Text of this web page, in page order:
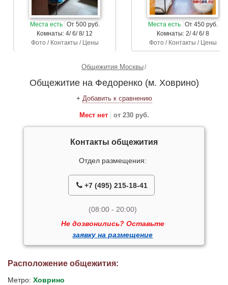
Места есть От 500 руб.
Комнаты: 4/ 6/ 8/ 12
Фото / Контакты / Цены
Места есть От 450 руб.
Комнаты: 2/ 4/ 6/ 8
Фото / Контакты / Цены
Общежития Москвы
Общежитие на Федоренко (м. Ховрино)
+ Добавить к сравнению
Мест нет от 230 руб.
Контакты общежития
Отдел размещения:
+7 (495) 215-18-41
(08:00 - 20:00)
Не дозвонились? Оставьте
заявку на размещение
Расположение общежития:
Метро: Ховрино